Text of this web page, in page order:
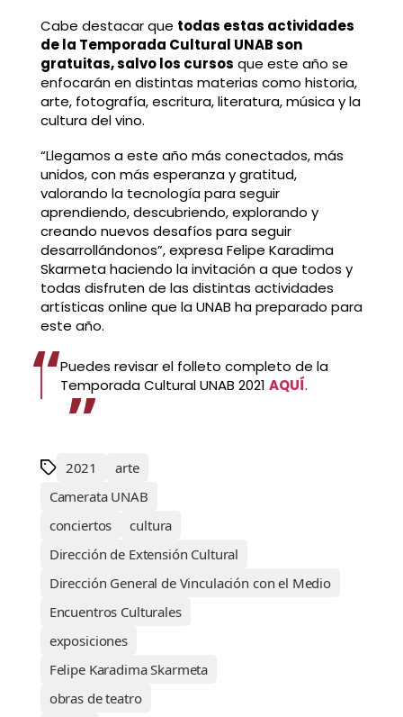
Cabe destacar que todas estas actividades
de la Temporada Cultural UNAB son
gratuitas, salvo los cursos que este año se
enfocarán en distintas materias como historia,
arte, fotografía, escritura, literatura, música y la
cultura del vino.
“Llegamos a este año más conectados, más
unidos, con más esperanza y gratitud,
valorando la tecnología para seguir
aprendiendo, descubriendo, explorando y
creando nuevos desafíos para seguir
desarrollándonos”, expresa Felipe Karadima
Skarmeta haciendo la invitación a que todos y
todas disfruten de las distintas actividades
artísticas online que la UNAB ha preparado para
este año.
Puedes revisar el folleto completo de la
Temporada Cultural UNAB 2021 AQUÍ.
2021
arte
Camerata UNAB
conciertos
cultura
Dirección de Extensión Cultural
Dirección General de Vinculación con el Medio
Encuentros Culturales
exposiciones
Felipe Karadima Skarmeta
obras de teatro